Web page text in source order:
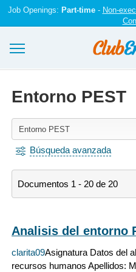
Job Openings: Part-time- Non-
Iniciar sesión
Entorno PEST
Búsqueda avanzada
Documentos 1 - 20 de 20
Analisis del entorno
clarita09Asignatura Datos del
recursos humanos Apellidos: